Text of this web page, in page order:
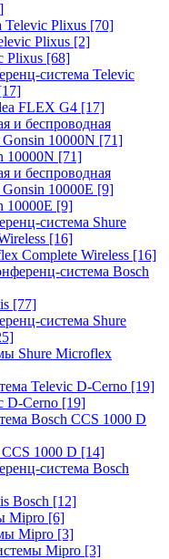
Televic Plixus [70]
Plixus [2]
Plixus [68]
система Televic
FLEX G4 [17]
и беспроводная
10000N [71]
10000N [71]
и беспроводная
10000E [9]
10000E [9]
система Shure
[16]
Complete Wireless [16]
система Bosch
[77]
система Shure
Shure Microflex
Televic D-Cerno [19]
D-Cerno [19]
Bosch CCS 1000 D
1000 D [14]
система Bosch
Bosch [12]
Mipro [6]
Mipro [3]
Mipro [3]